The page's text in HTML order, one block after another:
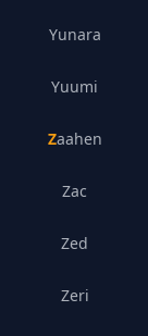
Yunara
Yuumi
Zaahen
Zac
Zed
Zeri